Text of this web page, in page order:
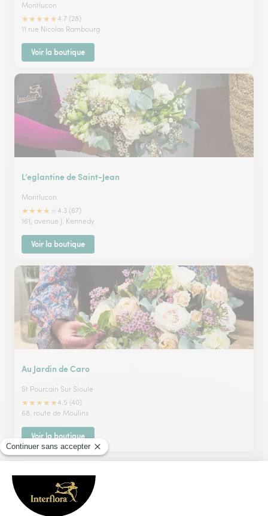
Montlucon
★★★★★4.7 (28)
11 rue Nicolas Rambourg
Voir la boutique
L’eglantine de Saint-Jean
Montlucon
★★★★
4.3 (67)
161, avenue J. Kennedy
Voir la boutique
Au Jardin de Caro
St Pourcain Sur Sioule
★★★★★4.5 (40)
68, route de Moulins
Voir la boutique
Ils ont fait livrer des fleurs ou une plante à